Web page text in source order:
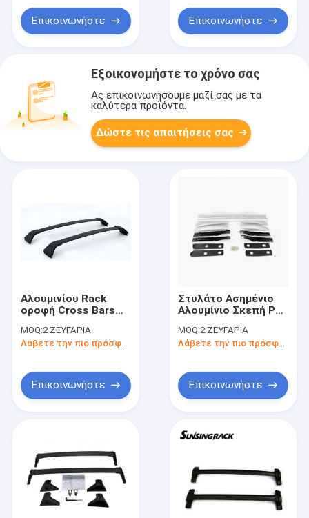
Επικοινωνήστε Επικοινωνήστε
Εξοικονομήστε το χρόνο σας
Ας επικοινωνήσουμε μαζί σας με τα
καλύτερα προϊόντα.
Δώστε τις απαιτήσεις σας
Αλουμινίου Rack
οροφή Cross Bars
οροφής για Mazda
CX-5 νέο 2018
MOQ:2 ΖΕΥΓΑΡΙΑ
Λάβετε την πιο πρόσφατη τιμή
Επικοινωνήστε
Στυλάτο Ασημένιο
Αλουμίνιο Σκεπή Ρακ
Σιδηροτροχιές για
Mazda CX-5 νέο 2013
MOQ:2 ΖΕΥΓΑΡΙΑ
Λάβετε την πιο πρόσφατη τιμή
Επικοινωνήστε